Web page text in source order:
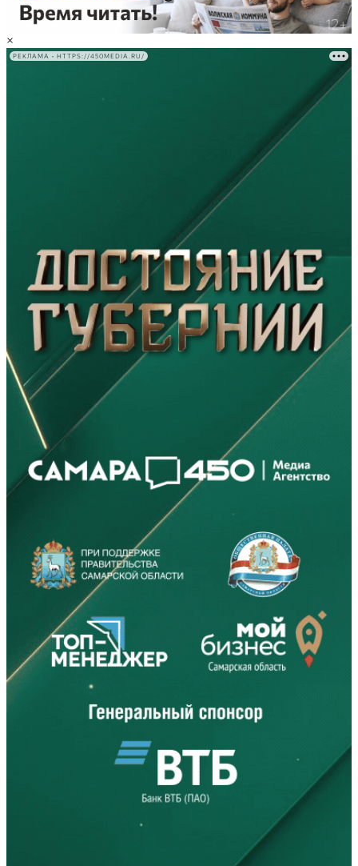
×
РЕКЛАМА • HTTPS://450MEDIA.RU/